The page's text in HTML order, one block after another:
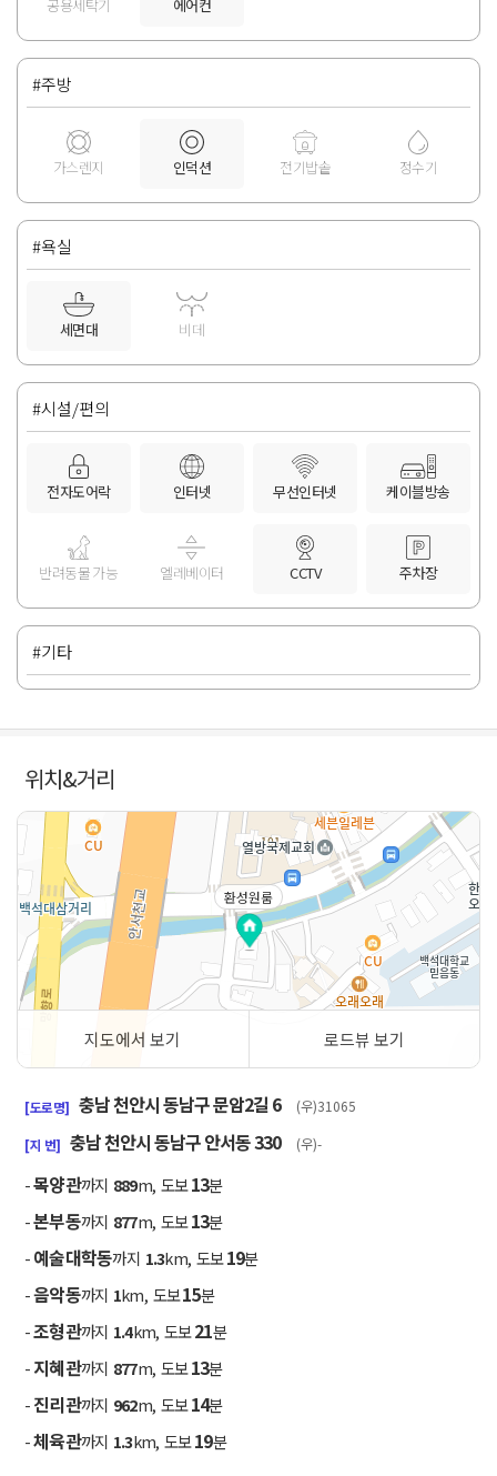
공용세탁기 에어컨
#주방
가스렌지 인덕션 전기밥솥 정수기
#욕실
세면대 비데
#시설/편의
전자도어락 인터넷 무선인터넷 케이블방송
반려동물 가능 엘레베이터 CCTV 주차장
#기타
위치&거리
환성원룸
지도에서 보기 로드뷰 보기
[도로명] 충남 천안시 동남구 문암2길 6 (우)31065
[지 번] 충남 천안시 동남구 안서동 330 (우)-
-목양관까지 889m, 도보13분
-본부동까지 877m, 도보13분
-예술대학동까지 1.3km, 도보19분
-음악동까지 1km, 도보15분
-조형관까지 1.4km, 도보21분
-지혜관까지 877m, 도보13분
-진리관까지 962m, 도보14분
-체육관까지 1.3km, 도보19분